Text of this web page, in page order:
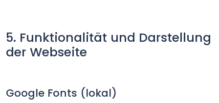
5. Funktionalität und Darstellung
der Webseite
Google Fonts (lokal)